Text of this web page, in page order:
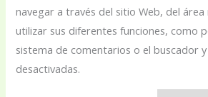
navegar a través del sitio Web, del
utilizar sus diferentes funciones, como
sistema de comentarios o el buscador
desactivadas.